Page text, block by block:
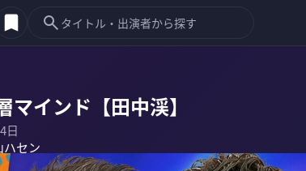
インド【田中渓】
日
ハセン